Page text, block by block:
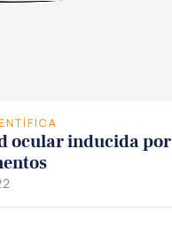
ocular inducida por